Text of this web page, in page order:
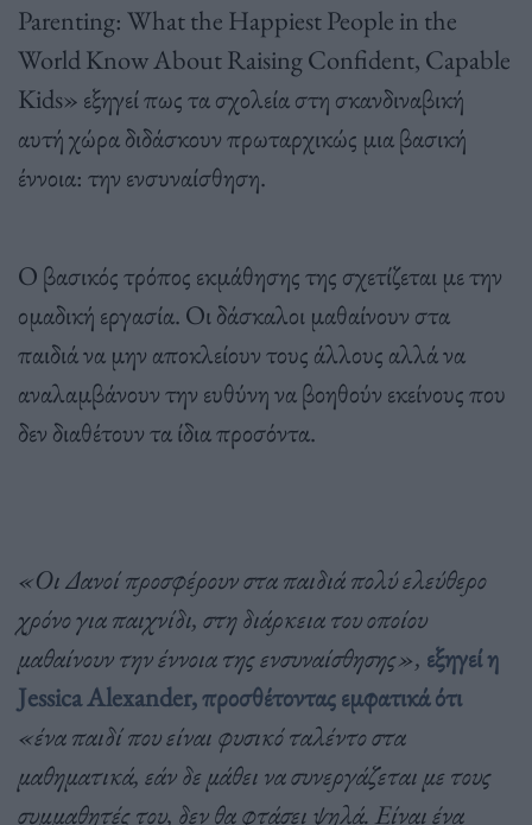
Parenting: What the Happiest People in the
World Know About Raising Confident, Capable
Kids» εξηγεί πως τα σχολεία στη σκανδιναβική
αυτή χώρα διδάσκουν πρωταρχικώς μια βασική
έννοια: την ενσυναίσθηση.
Ο βασικός τρόπος εκμάθησης της σχετίζεται με την
ομαδική εργασία. Οι δάσκαλοι μαθαίνουν στα
παιδιά να μην αποκλείουν τους άλλους αλλά να
αναλαμβάνουν την ευθύνη να βοηθούν εκείνους που
δεν διαθέτουν τα ίδια προσόντα.
«Οι Δανοί προσφέρουν στα παιδιά πολύ ελεύθερο
χρόνο για παιχνίδι, στη διάρκεια του οποίου
μαθαίνουν την έννοια της ενσυναίσθησης», εξηγεί η
Jessica Alexander, προσθέτοντας εμφατικά ότι
«ένα παιδί που είναι φυσικό ταλέντο στα
μαθηματικά, εάν δε μάθει να συνεργάζεται με τους
συμμαθητές του, δεν θα φτάσει ψηλά. Είναι ένα